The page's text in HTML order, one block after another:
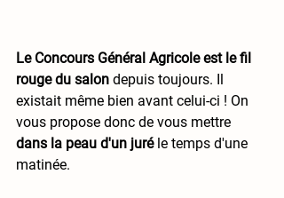
Le Concours Général Agricole est le fil
rouge du salon depuis toujours. Il
existait même bien avant celui-ci ! On
vous propose donc de vous mettre
dans la peau d'un juré le temps d'une
matinée.